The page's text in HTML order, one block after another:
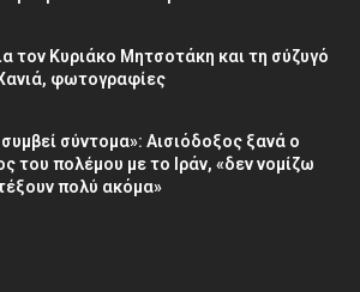
τον Κυριάκο Μητσοτάκη και τη σύζυγό
φωτογραφίες
σύντομα»: Αισιόδοξος ξανά ο
του πολέμου με το Ιράν, «δεν νομίζω
πολύ ακόμα»